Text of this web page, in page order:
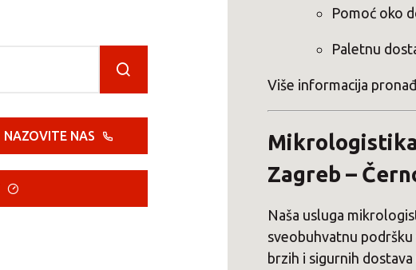
NAZOVITE NAS
Pomoć oko
Paletnu
Više informacija
Zagreb –
Naša usluga
sveobuhvatnu podršku
brzih i sigurnih